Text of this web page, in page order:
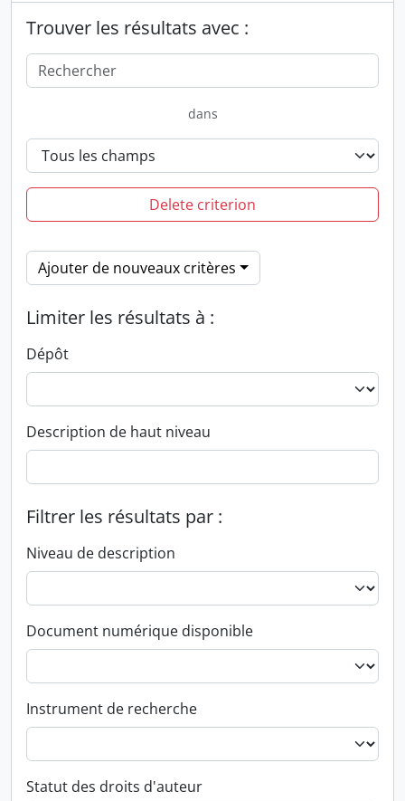
Trouver les résultats avec :
dans
Delete criterion
Ajouter de nouveaux critères
Limiter les résultats à :
Dépôt
Description de haut niveau
Filtrer les résultats par :
Niveau de description
Document numérique disponible
Instrument de recherche
Statut des droits d'auteur